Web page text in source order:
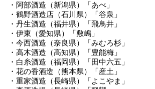
・阿部酒造（新潟県）「あべ」
・鶴野酒造店（石川県）「谷泉」
・丹生酒造（福井県）「飛鳥井」
・伊東（愛知県）「敷嶋」
・今西酒造（奈良県）「みむろ杉」
・高木酒造（高知県）「豊能梅」
・白糸酒造（福岡県）「田中六五」
・花の香酒造（熊本県）「産土」
・重家酒造（長崎県）「よこやま」